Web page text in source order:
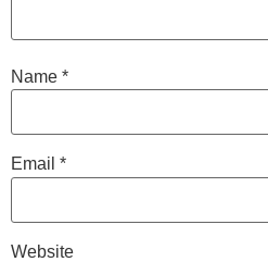
Name *
Email *
Website